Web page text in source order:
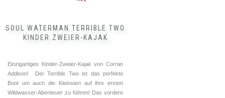
SOUL WATERMAN TERRIBLE TWO
KINDER ZWEIER-KAJAK
Einzigartiges Kinder-Zweier-Kajak von Corran
Addison! Der Terrible Two ist das perfekte
Boot um auch die Kleinsten auf ihre ersten
Wildwasser-Abenteuer zu führen! Das vordere